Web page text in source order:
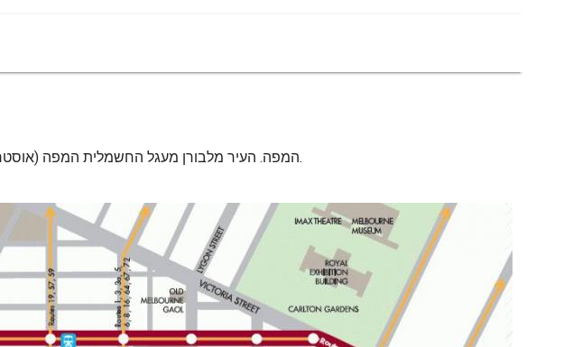
City circle tram המפה. העיר מלבורן מעגל החשמלית המפה (אוסטרליה) כדי להדפיס. העיר מלבורן מעגל החשמלית המפה (אוסטרליה) להורדה.